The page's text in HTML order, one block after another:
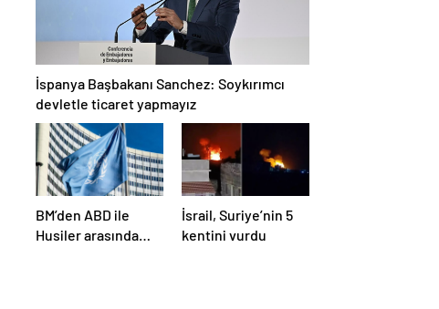
İspanya Başbakanı Sanchez: Soykırımcı
devletle ticaret yapmayız
BM’den ABD ile
Husiler arasında
İsrail, Suriye’nin 5
kentini vurdu